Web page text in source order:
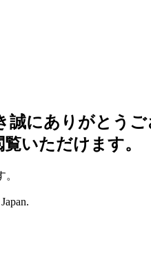
にありがとうご
いただけます。